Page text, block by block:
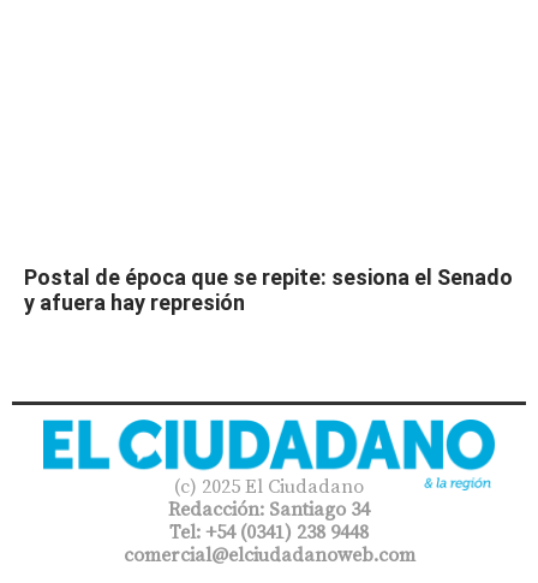
Postal de época que se repite: sesiona el Senado
y afuera hay represión
(c) 2025 El Ciudadano
Redacción: Santiago 34
Tel: +54 (0341) 238 9448
comercial@elciudadanoweb.com​